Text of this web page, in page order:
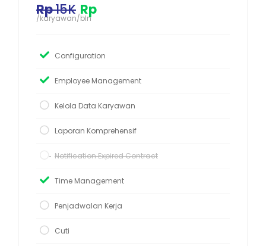
Rp15K Rp
/karyawan/bln
Configuration
Employee Management
Kelola Data Karyawan
Laporan Komprehensif
Notification Expired Contract
Time Management
Penjadwalan Kerja
Cuti